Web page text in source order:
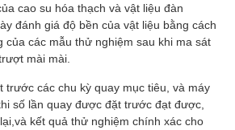
cao su hóa thạch và vật liệu đàn
đánh giá độ bền của vật liệu bằng cách
của các mẫu thử nghiệm sau khi ma sát
mài mài.
trước các chu kỳ quay mục tiêu, và máy
số lần quay được đặt trước đạt được,
kết quả thử nghiệm chính xác cho